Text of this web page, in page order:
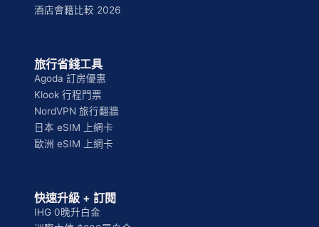
酒店會籍比較 2026
旅行省錢工具
Agoda 訂房優惠
Klook 行程門票
NordVPN 旅行翻牆
日本 eSIM 上網卡
歐洲 eSIM 上網卡
快速升級 + 訂閱
IHG 0晚升白金